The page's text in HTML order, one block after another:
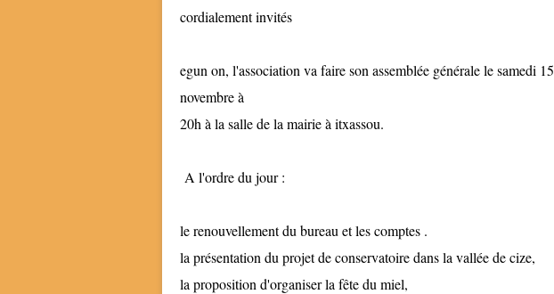
cordialement invités
egun on, l'association va faire son assemblée générale le samedi 15
novembre à
20h à la salle de la mairie à itxassou.
A l'ordre du jour :
le renouvellement du bureau et les comptes .
la présentation du projet de conservatoire dans la vallée de cize,
la proposition d'organiser la fête du miel,